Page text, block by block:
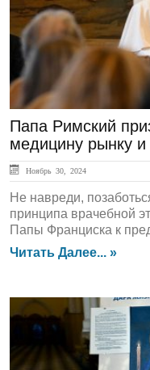
Папа Римский
медицину рынку
Ноябрь 30, 2024
Не навреди,
принципа врачебной
Папы Франциска к
Читать Далее... »
ЛЕНТА